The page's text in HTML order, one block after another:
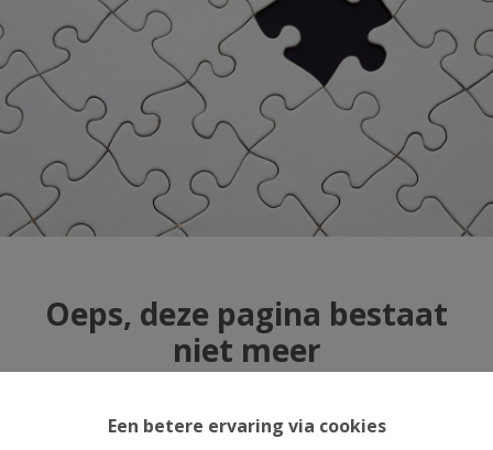
Een betere ervaring via cookies
Oeps, deze pagina bestaat
niet meer